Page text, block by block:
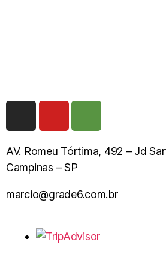
AV. Romeu Tórtima, 492 – Jd
Campinas – SP
marcio@grade6.com.br